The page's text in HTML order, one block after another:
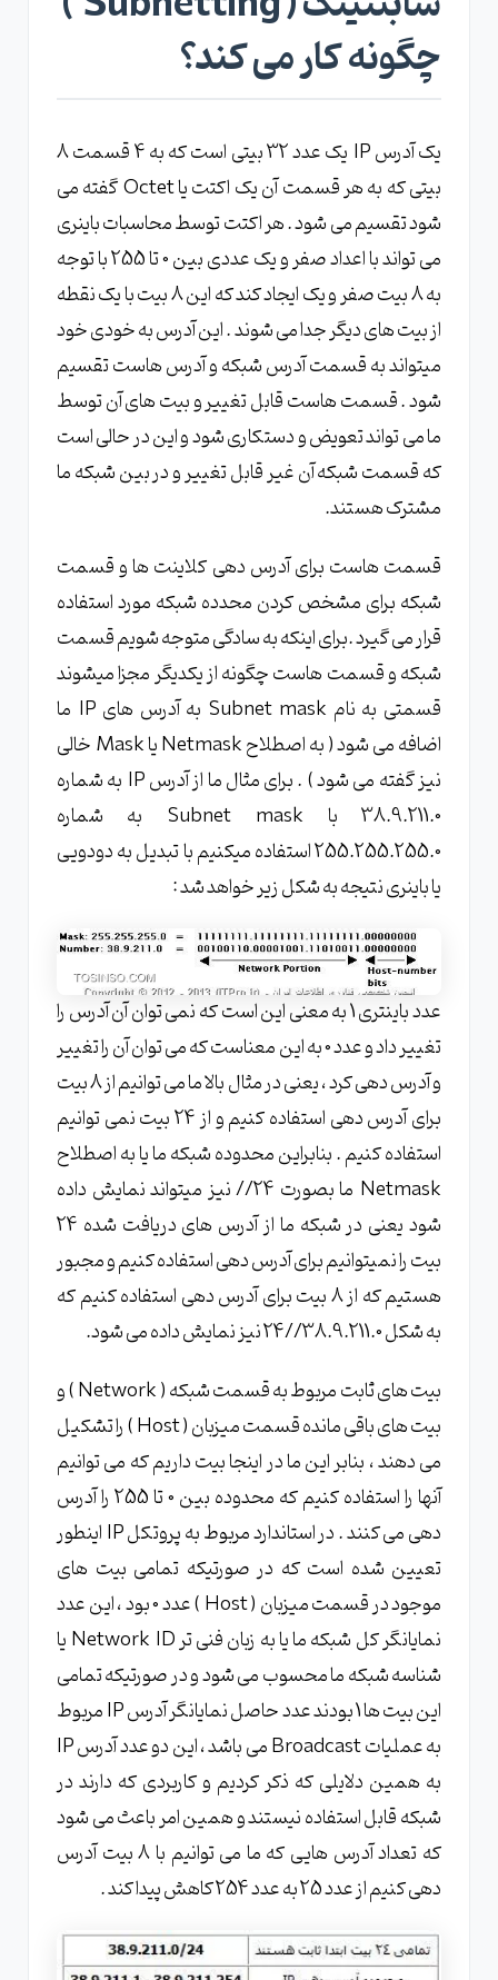
چگونه کار می کند؟
یک آدرس IP یک عدد 32 بیتی است که به 4 قسمت 8
بیتی که به هر قسمت آن یک اکتت یا Octet گفته می
شود تقسیم می شود . هر اکتت توسط محاسبات باینری
می تواند با اعداد صفر و یک عددی بین 0 تا 255 با توجه
به 8 بیت صفر و یک ایجاد کند که این 8 بیت با یک نقطه
از بیت های دیگر جدا می شوند . این آدرس به خودی خود
میتواند به قسمت آدرس شبکه و آدرس هاست تقسیم
شود . قسمت هاست قابل تغییر و بیت های آن توسط
ما می تواند تعویض و دستکاری شود و این در حالی است
که قسمت شبکه آن غیر قابل تغییر و در بین شبکه ما
مشترک هستند.
قسمت هاست برای آدرس دهی کلاینت ها و قسمت
شبکه برای مشخص کردن محدده شبکه مورد استفاده
قرار می گیرد .برای اینکه به سادگی متوجه شویم قسمت
شبکه و قسمت هاست چگونه از یکدیگر مجزا میشوند
قسمتی به نام Subnet mask به آدرس های IP ما
اضافه می شود ( به اصطلاح Netmask یا Mask خالی
نیز گفته می شود ) . برای مثال ما از آدرس IP به شماره
38.9.211.0 با Subnet mask به شماره
255.255.255.0 استفاده میکنیم با تبدیل به دودویی
یا باینری نتیجه به شکل زیر خواهد شد :
عدد باینتری 1 به معنی این است که نمی توان آن آدرس را
تغییر داد و عدد 0 به این معناست که می توان آن را تغییر
و آدرس دهی کرد ، یعنی در مثال بالا ما می توانیم از 8 بیت
برای آدرس دهی استفاده کنیم و از 24 بیت نمی توانیم
استفاده کنیم . بنابراین محدوده شبکه ما یا به اصطلاح
Netmask ما بصورت 24// نیز میتواند نمایش داده
شود یعنی در شبکه ما از آدرس های دریافت شده 24
بیت را نمیتوانیم برای آدرس دهی استفاده کنیم و مجبور
هستیم که از 8 بیت برای آدرس دهی استفاده کنیم که
به شکل 38.9.211.0//24 نیز نمایش داده می شود.
بیت های ثابت مربوط به قسمت شبکه ( Network ) و
بیت های باقی مانده قسمت میزبان ( Host ) را تشکیل
می دهند ، بنابر این ما در اینجا بیت داریم که می توانیم
آنها را استفاده کنیم که محدوده بین 0 تا 255 را آدرس
دهی می کنند . در استاندارد مربوط به پروتکل IP اینطور
تعیین شده است که در صورتیکه تمامی بیت های
موجود در قسمت میزبان ( Host ) عدد 0 بود ، این عدد
نمایانگر کل شبکه ما یا به زبان فنی تر Network ID یا
شناسه شبکه ما محسوب می شود و در صورتیکه تمامی
این بیت ها 1 بودند عدد حاصل نمایانگر آدرس IP مربوط
به عملیات Broadcast می باشد ، این دو عدد آدرس IP
به همین دلایلی که ذکر کردیم و کاربردی که دارند در
شبکه قابل استفاده نیستند و همین امر باعث می شود
که تعداد آدرس هایی که ما می توانیم با 8 بیت آدرس
دهی کنیم از عدد 25 به عدد 254 کاهش پیدا کند .